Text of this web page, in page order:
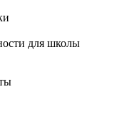
для школы